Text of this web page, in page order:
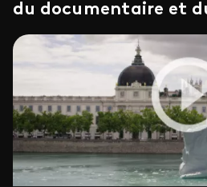
du documentaire et